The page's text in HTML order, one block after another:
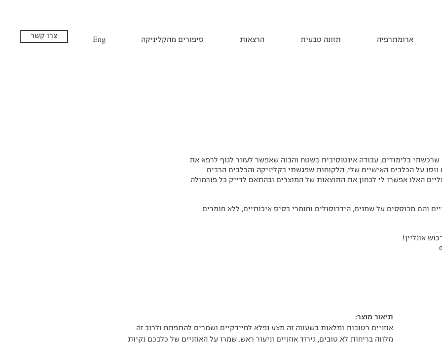
צרו קשר ארומתרפיה תזונה טבעית הרצאות סיפורים מהקליניקה Eng
בלימודים, עבודה אינטנסיבית בשטח והבנה שאפשר לעזור לגוף לרפא את
על הכלבים האישיים שלי, הלקוחות שפגשתי בקליניקה והכלבים הרבים
האלו אפשרו לי לבחון את התוצאות של המוצרים ובהתאם לדייק כל פורמולה
והם מבוססים על שמנים, הידרוסולים וחומרי בסיס איכותיים, ללא חומרים
אונליין!
תיאור מוצר:
אוזניים רטובות ומלאות בשעווה זה מצע נפלא לחיידקיים ושמרים להתפתח ולרוב זה
מלווה בריחות לא טובים, גירוד אוזניים וניעור ראש. שמרו על האוזניים של כלבכם נקיות